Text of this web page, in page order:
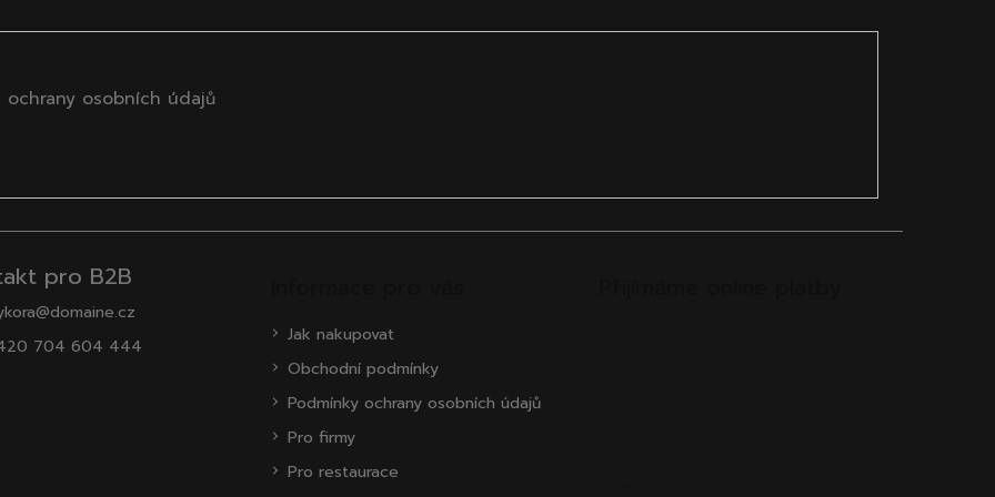
ochrany osobních údajů
pro B2B
704 604 444
Jak nakupovat
Obchodní podmínky
Podmínky ochrany osobních údajů
Pro firmy
Pro restaurace